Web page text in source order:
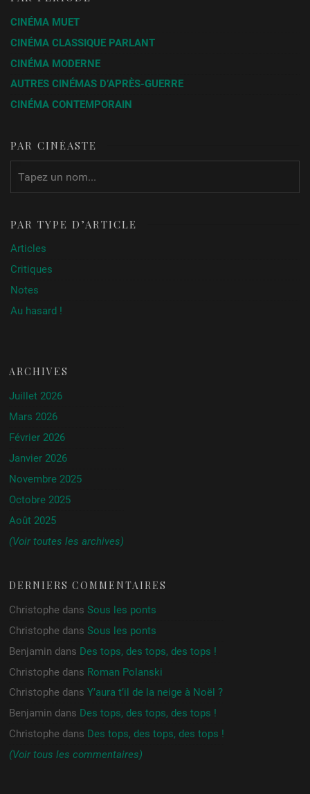
CINÉMA MUET
CINÉMA CLASSIQUE PARLANT
CINÉMA MODERNE
AUTRES CINÉMAS D’APRÈS-GUERRE
CINÉMA CONTEMPORAIN
PAR CINÉASTE
PAR TYPE D’ARTICLE
Articles
Critiques
Notes
Au hasard !
ARCHIVES
Juillet 2026
Mars 2026
Février 2026
Janvier 2026
Novembre 2025
Octobre 2025
Août 2025
(Voir toutes les archives)
DERNIERS COMMENTAIRES
Christophe dans Sous les ponts
Christophe dans Sous les ponts
Benjamin dans Des tops, des tops, des tops !
Christophe dans Roman Polanski
Christophe dans Y’aura t’il de la neige à Noël ?
Benjamin dans Des tops, des tops, des tops !
Christophe dans Des tops, des tops, des tops !
(Voir tous les commentaires)